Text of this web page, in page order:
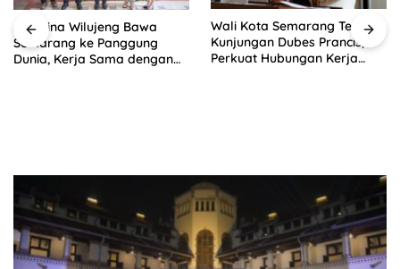
Agustina Wilujeng Bawa
Semarang ke Panggung
Dunia, Kerja Sama dengan
Wali Kota Semarang Terima
Kunjungan Dubes Prancis,
Perkuat Hubungan Kerja